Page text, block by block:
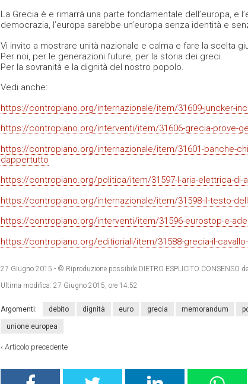
La Grecia è e rimarrà una parte fondamentale dell’europa, e
democrazia, l’europa sarebbe un’europa senza identità e
Vi invito a mostrare unità nazionale e calma e fare la scelta
Per noi, per le generazioni future, per la storia dei greci.
Per la sovranità e la dignità del nostro popolo.
Vedi anche:
https://contropiano.org/internazionale/item/31609-juncker-
https://contropiano.org/interventi/item/31606-grecia-prove-
https://contropiano.org/internazionale/item/31601-banche-
dappertutto
https://contropiano.org/politica/item/31597-l-aria-elettrica-di-
https://contropiano.org/internazionale/item/31598-il-testo-
https://contropiano.org/interventi/item/31596-eurostop-e-
https://contropiano.org/editioriali/item/31588-grecia-il-
27 Giugno 2015 - © Riproduzione possibile DIETRO ESPLICITO CONSENSO
Ultima modifica: 27 Giugno 2015, ore 14:52
Argomenti: debito dignità euro grecia memorandum
unione europea
‹ Articolo precedente